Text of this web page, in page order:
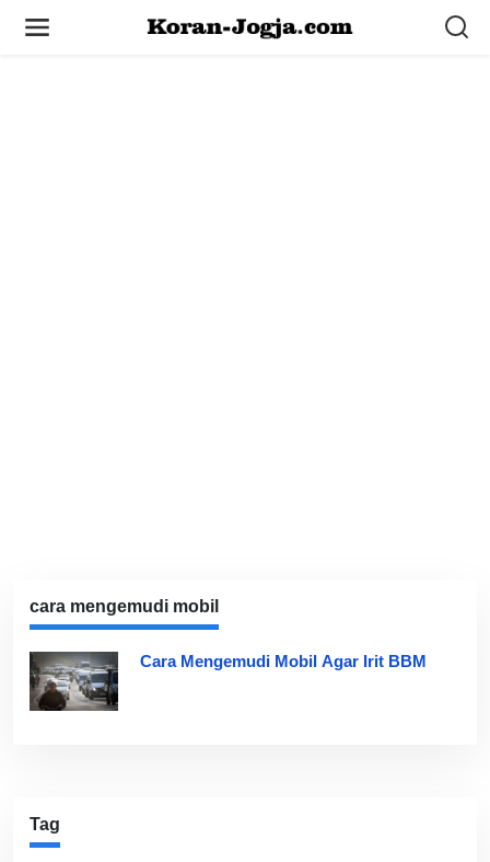
cara mengemudi mobil
Cara Mengemudi Mobil Agar Irit BBM
Tag